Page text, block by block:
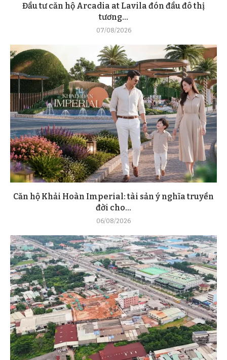
Đầu tư căn hộ Arcadia at Lavila đón đầu đô thị
tương...
07/08/2026
Căn hộ Khải Hoàn Imperial: tài sản ý nghĩa truyền
đời cho...
06/08/2026